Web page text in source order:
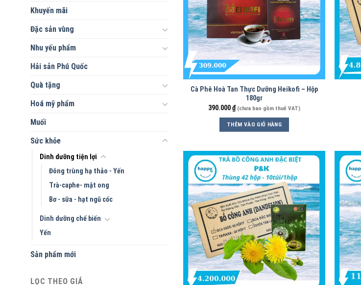
Khuyến mãi
Đặc sản vùng
Nhu yếu phẩm
Hải sản Phú Quốc
Quà tặng
Hoá mỹ phẩm
Muối
Sức khỏe
Dinh dưỡng tiện lợi
Đông trùng hạ thảo - Yến
Trà-caphe- mật ong
Bơ - sữa - hạt ngũ cốc
Dinh dưỡng chế biến
Yến
Sản phẩm mới
LỌC THEO GIÁ
Cà Phê Hoà Tan Thực Dưỡng Heikofi – Hộp
180gr
390.000₫ (chưa bao gồm thuế VAT)
THÊM VÀO GIỎ HÀNG